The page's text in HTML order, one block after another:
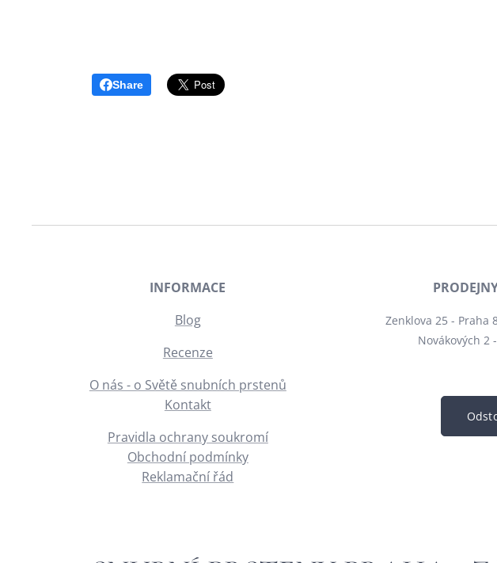
Share
INFORMACE
Blog
Recenze
O nás - o Světě snubních prstenů
Kontakt
Pravidla ochrany soukromí
Obchodní podmínky
Reklamační řád
Zenklova 25 -
Novákových 2